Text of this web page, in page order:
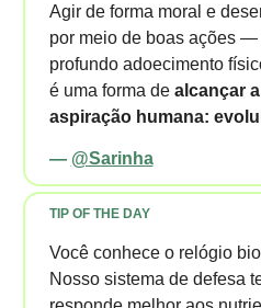
Agir de forma moral e
por meio de boas ações
profundo adoecimento
é uma forma de alcançar
aspiração humana:
— @Sarinha
TIP OF THE DAY
Você conhece o relógio
Nosso sistema de defesa